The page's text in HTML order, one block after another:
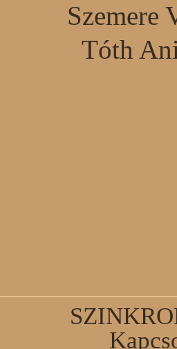
Szemere
Tóth